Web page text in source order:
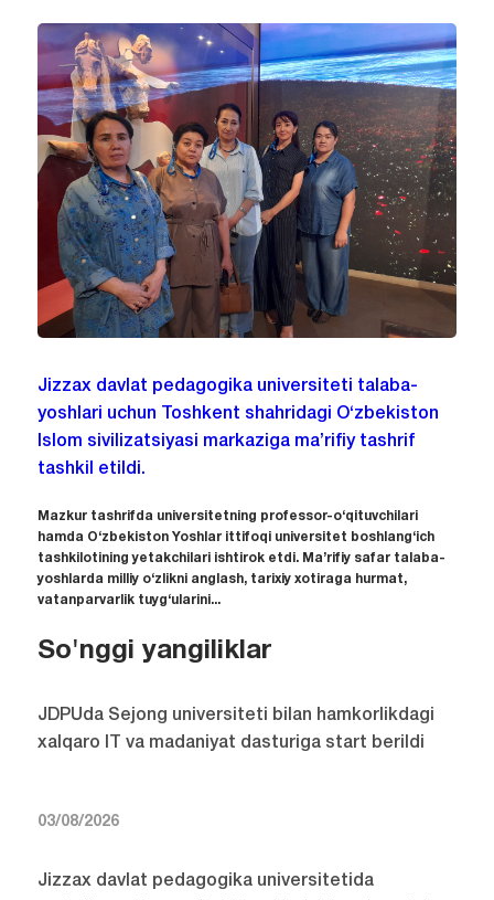
Jizzax davlat pedagogika universiteti talaba-
yoshlari uchun Toshkent shahridagi O‘zbekiston
Islom sivilizatsiyasi markaziga ma’rifiy tashrif
tashkil etildi.
Mazkur tashrifda universitetning professor-o‘qituvchilari
hamda O‘zbekiston Yoshlar ittifoqi universitet boshlang‘ich
tashkilotining yetakchilari ishtirok etdi. Ma’rifiy safar talaba-
yoshlarda milliy o‘zlikni anglash, tarixiy xotiraga hurmat,
vatanparvarlik tuyg‘ularini...
So'nggi yangiliklar
JDPUda Sejong universiteti bilan hamkorlikdagi
xalqaro IT va madaniyat dasturiga start berildi
03/08/2026
Jizzax davlat pedagogika universitetida